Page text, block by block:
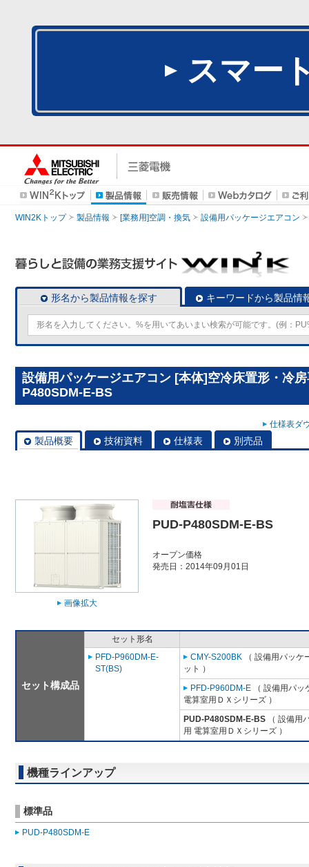
スマー
WIN2Kトップ 製品情報 [業務用]空調・換気 設備用パッケージエアコン
形名から製品情報を探す キーワードから製品情
設備用パッケージエアコン [本体]空冷床置形・冷
P480SDM-E-BS
仕様表ダ
製品概要 技術資料 仕様表 別売品
画像拡大
PUD-P480SDM-E-BS
オープン価格
発売日：2014年09月01日
セット構成品
セット形名
PFD-P960DM-E-
ST(BS)
CMY-S200BK （ 設備用パッケ
ット ）
PFD-P960DM-E （ 設備用パ
電算室用ＤＸシリーズ ）
PUD-P480SDM-E-BS （ 設備用
用 電算室用ＤＸシリーズ ）
機種ラインアップ
標準品
PUD-P480SDM-E